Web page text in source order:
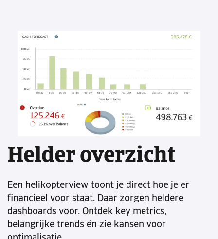
Helder overzicht
Een helikopterview toont je direct hoe je er
financieel voor staat. Daar zorgen heldere
dashboards voor. Ontdek key metrics,
belangrijke trends én zie kansen voor